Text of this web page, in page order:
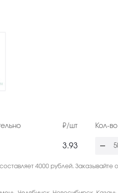
₽/шт Кол-во
3.93
4000 рублей. Заказывайте